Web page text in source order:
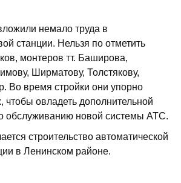
немало труда в
станции. Нельзя по отметить
монтеров тт. Баширова,
Ширматову, Толстякову,
Во время стройки они упорно
чтобы овладеть дополнительной
обслуживанию новой системы АТС.
строительство автоматической
в Ленинском районе.